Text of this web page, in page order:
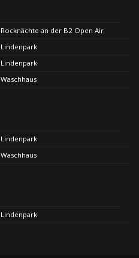
Rocknächte an der B2 Open Air
Lindenpark
Lindenpark
Waschhaus
Lindenpark
Waschhaus
Lindenpark